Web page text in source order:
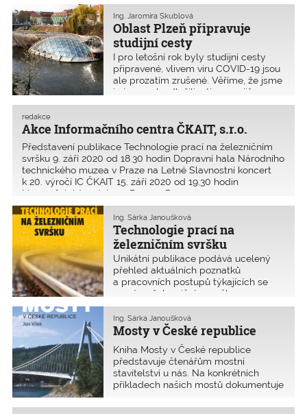
pozemních staveb. Hlavními tématy pro rok 2020 budou
betonové a zděné konstrukce a praktické příklady řešení
konstrukcí z těchto a případně dalších oborů statiky
staveb.
Oblast Plzeň připravuje
studijní cesty
Ing. Jaromíra Škublová
I pro letošní rok byly studijní cesty
připravené, vlivem viru COVID-19 jsou
ale prozatím zrušené. Věříme, že jsme
je jen o rok odložili a ti, co se již
přihlásili s námi pojedou při nejbližší
Akce Informačního centra ČKAIT, s.r.o.
redakce
Představení publikace Technologie prací na železničním
svršku 9. září 2020 od 18.30 hodin Dopravní hala Národního
technického muzea v Praze na Letné Slavnostní koncert
k 20. výročí IC ČKAIT 15. září 2020 od 19.30 hodin
Novoměstská radnice v Praze 2 P
Technologie prací na
železničním svršku
Ing. Šárka Janoušková
Unikátní publikace podává ucelený
přehled aktuálních poznatků
a pracovních postupů týkajících se
prací na železničním svršku.
Mosty v České republice
Ing. Šárka Janoušková
Kniha Mosty v České republice
představuje čtenářům mostní
stavitelství u nás. Na konkrétních
příkladech našich mostů dokumentuje
a stavebních technologií od